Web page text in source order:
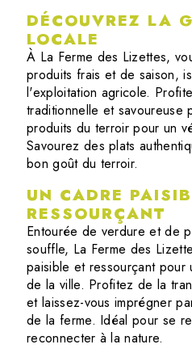
DÉCOUVREZ LA
LOCALE
À La Ferme des Lizettes,
produits frais et de saison,
l'exploitation agricole.
traditionnelle et savoureuse
produits du terroir pour un
Savourez des plats
bon goût du terroir.
UN CADRE
RESSOURÇANT
Entourée de verdure et de
souffle, La Ferme des
paisible et ressourçant pour
de la ville. Profitez de la
et laissez-vous imprégner
de la ferme. Idéal pour se
reconnecter à la nature.